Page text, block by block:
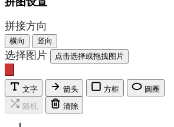
拼接方向
横向 竖向
选择图片 点击选择或拖拽图片
文字 箭头 方框
圆圈
随机
清除